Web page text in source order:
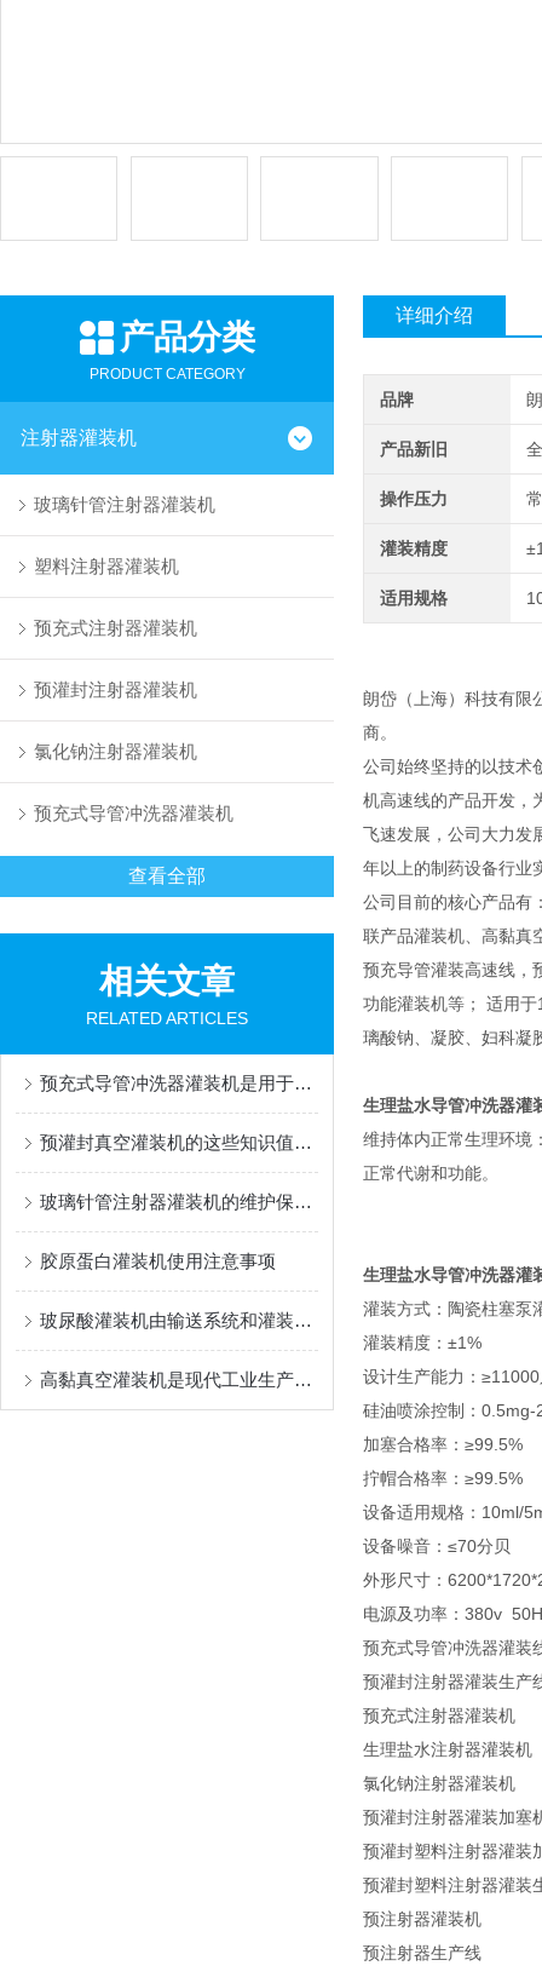
产品分类
PRODUCT CATEGORY
注射器灌装机
玻璃针管注射器灌装机
塑料注射器灌装机
预充式注射器灌装机
预灌封注射器灌装机
氯化钠注射器灌装机
预充式导管冲洗器灌装机
查看全部
相关文章
RELATED ARTICLES
预充式导管冲洗器灌装机是用于灌装生物医药制品的设备
预灌封真空灌装机的这些知识值得我们学习
玻璃针管注射器灌装机的维护保养方法
胶原蛋白灌装机使用注意事项
玻尿酸灌装机由输送系统和灌装系统组成
高黏真空灌装机是现代工业生产中的重要设备
详细介绍
品牌
产品新旧
操作压力
灌装精度
适用规格
朗岱（上海）科技有限
商。
公司始终坚持的以技术
机高速线的产品开发，
飞速发展，公司大力发
年以上的制药设备行业
公司目前的核心产品有
联产品灌装机、高黏真
预充导管灌装高速线，
功能灌装机等； 适用
璃酸钠、凝胶、妇科凝
生理盐水导管冲洗器灌
维持体内正常生理环境
正常代谢和功能。
生理盐水导管冲洗器灌
灌装方式：陶瓷柱塞泵
灌装精度：±1%
设计生产能力：
硅油喷涂控制：
加塞合格率：≥99.5%
拧帽合格率：≥99.5%
设备适用规格：10ml/
设备噪音：≤70分贝
外形尺寸：
电源及功率：380v
预充式导管冲洗器灌装
预灌封注射器灌装生产
预充式注射器灌装机
生理盐水注射器灌装机
氯化钠注射器灌装机
预灌封注射器灌装加塞
预灌封塑料注射器灌装
预灌封塑料注射器灌装
预注射器灌装机
预注射器生产线